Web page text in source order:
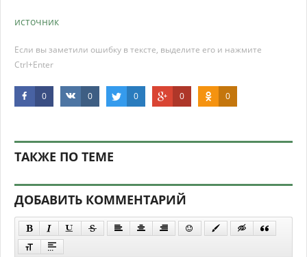
источник
Если вы заметили ошибку в тексте, выделите его и нажмите
Ctrl+Enter
0 0 0 0 0
ТАКЖЕ ПО ТЕМЕ
ДОБАВИТЬ КОММЕНТАРИЙ